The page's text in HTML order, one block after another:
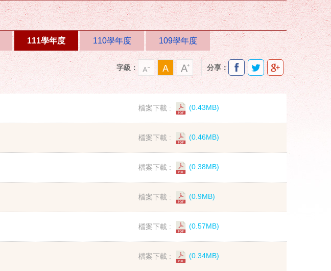
111學年度 110學年度 109學年度
字級： 分享：
檔案下載 : (0.43MB)
檔案下載 : (0.46MB)
檔案下載 : (0.38MB)
檔案下載 : (0.9MB)
檔案下載 : (0.57MB)
檔案下載 : (0.34MB)